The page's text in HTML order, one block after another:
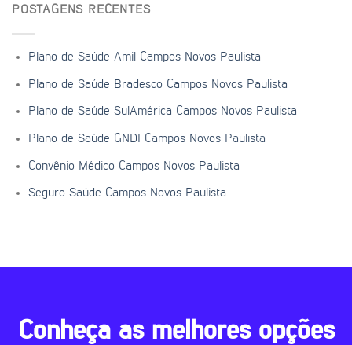
POSTAGENS RECENTES
Plano de Saúde Amil Campos Novos Paulista
Plano de Saúde Bradesco Campos Novos Paulista
Plano de Saúde SulAmérica Campos Novos Paulista
Plano de Saúde GNDI Campos Novos Paulista
Convênio Médico Campos Novos Paulista
Seguro Saúde Campos Novos Paulista
Conheça as melhores opções